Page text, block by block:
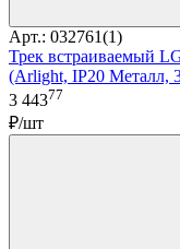
Арт.: 032761(1)
Трек встраиваемый
(Arlight, IP20 Металл,
3 44377
₽/шт